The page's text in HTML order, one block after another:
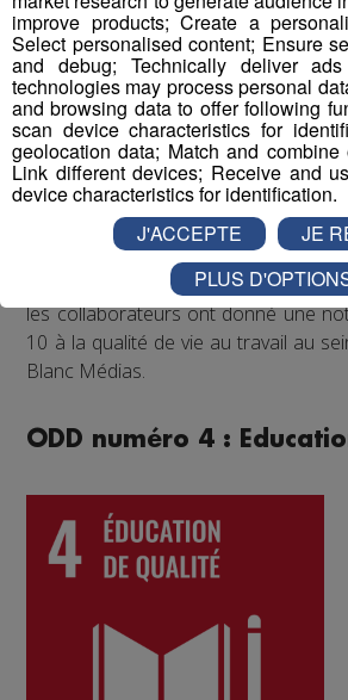
événements festifs (rencontres
partenaires comme les Pionniers de
Annecy, festivals de musique...)
cohésion d'équipe et
collègues.
Enfin, un questionnaire bien-être
à tous les collaborateurs
difficultés qui pourraient être
différents salariés, et d'y remédier.
les collaborateurs ont donné une
10 à la qualité de vie au travail au
Blanc Médias.
ODD numéro 4 :
improve products; Create a
Select personalised content; Ensure
and debug; Technically deliver
technologies may process personal
and browsing data to offer following
scan device characteristics for
geolocation data; Match and combine
Link different devices; Receive and
device characteristics for identification.
J'ACCEPTE
JE
PLUS